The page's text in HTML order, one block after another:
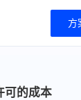
方
可的成本